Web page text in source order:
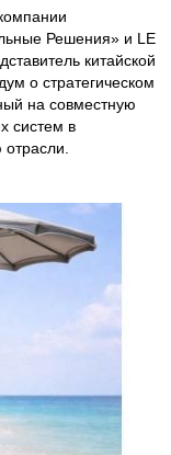
Решения» и LE
китайской
о стратегическом
на совместную
систем в